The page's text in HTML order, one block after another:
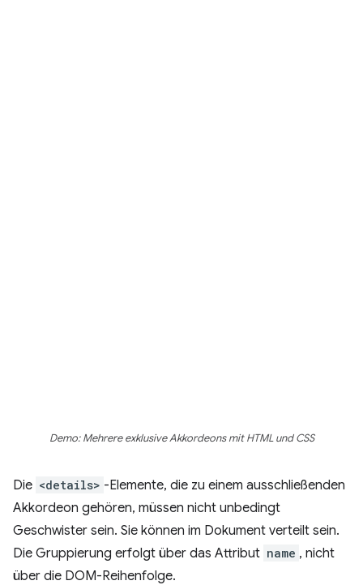
Demo: Mehrere exklusive Akkordeons mit HTML und CSS
Die <details> -Elemente, die zu einem ausschließenden
Akkordeon gehören, müssen nicht unbedingt
Geschwister sein. Sie können im Dokument verteilt sein.
Die Gruppierung erfolgt über das Attribut name , nicht
über die DOM-Reihenfolge.